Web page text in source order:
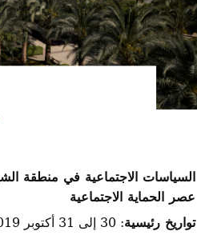
السياسات الاجتماعية في منطقة
عصر الحماية الاجتماعية
تواريخ رئيسية: 30 إلى 31 أكتوبر 2019